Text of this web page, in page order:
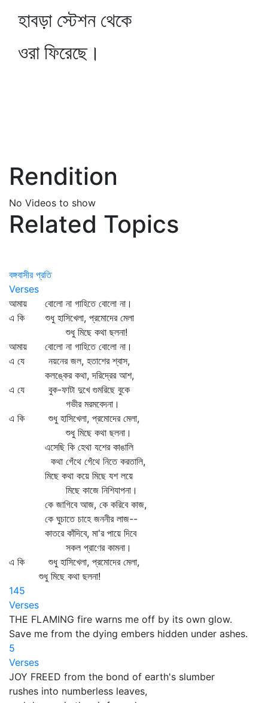
হাবড়া স্টেশন থেকে
ওরা ফিরেছে।
Rendition
No Videos to show
Related Topics
বঙ্গবাসীর প্রতি
Verses
আমায় বোলো না গাহিতে বোলো না।
এ কি শুধু হাসিখেলা, প্রমোদের মেলা
শুধু মিছে কথা ছলনা!
আমায় বোলো না গাহিতে বোলো না।
এ যে নয়নের জল, হতাশের শ্বাস,
কলঙ্কের কথা, দরিদ্রের আশ,
এ যে বুক-ফাটা দুখে গুমরিছে বুকে
গভীর মরমবেদনা।
এ কি শুধু হাসিখেলা, প্রমোদের মেলা,
শুধু মিছে কথা ছলনা।
এসেছি কি হেথা যশের কাঙালি
কথা গেঁথে গেঁথে নিতে করতালি,
মিছে কথা কয়ে মিছে যশ লয়ে
মিছে কাজে নিশিযাপনা।
কে জাগিবে আজ, কে করিবে কাজ,
কে ঘুচাতে চাহে জননীর লাজ--
কাতরে কাঁদিবে, মা'র পায়ে দিবে
সকল প্রাণের কামনা।
এ কি শুধু হাসিখেলা, প্রমোদের মেলা,
শুধু মিছে কথা ছলনা!
145
Verses
THE FLAMING fire warns me off by its own glow.
Save me from the dying embers hidden under ashes.
5
Verses
JOY FREED from the bond of earth's slumber
rushes into numberless leaves,